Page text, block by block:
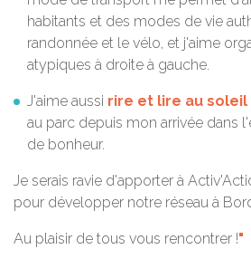
habitants et des modes de vie
randonnée et le vélo, et j'aime
atypiques à droite à gauche.
J'aime aussi rire et lire au soleil
au parc depuis mon arrivée dans
de bonheur.
Je serais ravie d'apporter à
pour développer notre réseau à
Au plaisir de tous vous rencontrer !"